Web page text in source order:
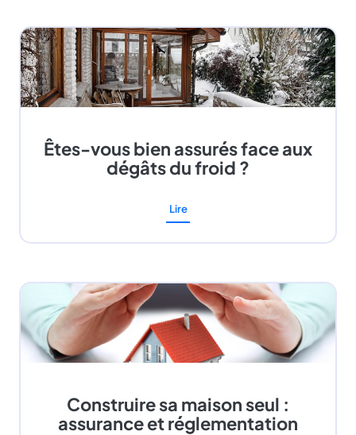
Êtes-vous bien assurés face aux
dégâts du froid ?
Lire
Construire sa maison seul :
assurance et réglementation